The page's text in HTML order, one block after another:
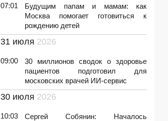
07:01
Будущим папам и мамам: как
Москва помогает готовиться к
рождению детей
31 июля 2026
09:00
30 миллионов сводок о здоровье
пациентов подготовил для
московских врачей ИИ-сервис
30 июля 2026
10:03
Сергей Собянин: Началось